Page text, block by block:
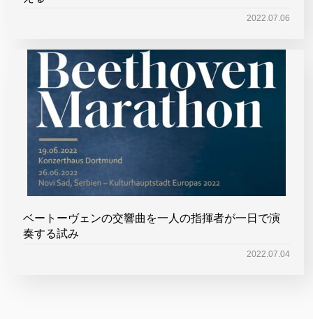
2022.07.06
ベートーヴェンの交響曲を一人の指揮者が一日で演
奏する試み
2022.07.04